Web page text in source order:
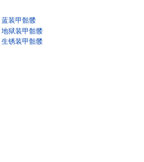
蓝装甲骷髅
地狱装甲骷髅
生锈装甲骷髅